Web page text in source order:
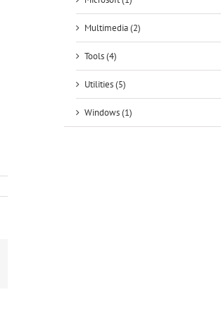
Multimedia (2)
Tools (4)
Utilities (5)
Windows (1)